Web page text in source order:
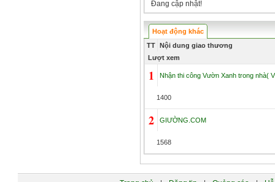
Đang cập nhật!
Hoạt động khác
TT
Nội dung giao thương
Lượt xem
1 Nhận thi công Vườn Xanh trong nhà(
1400
2 GIƯỜNG.COM
1568